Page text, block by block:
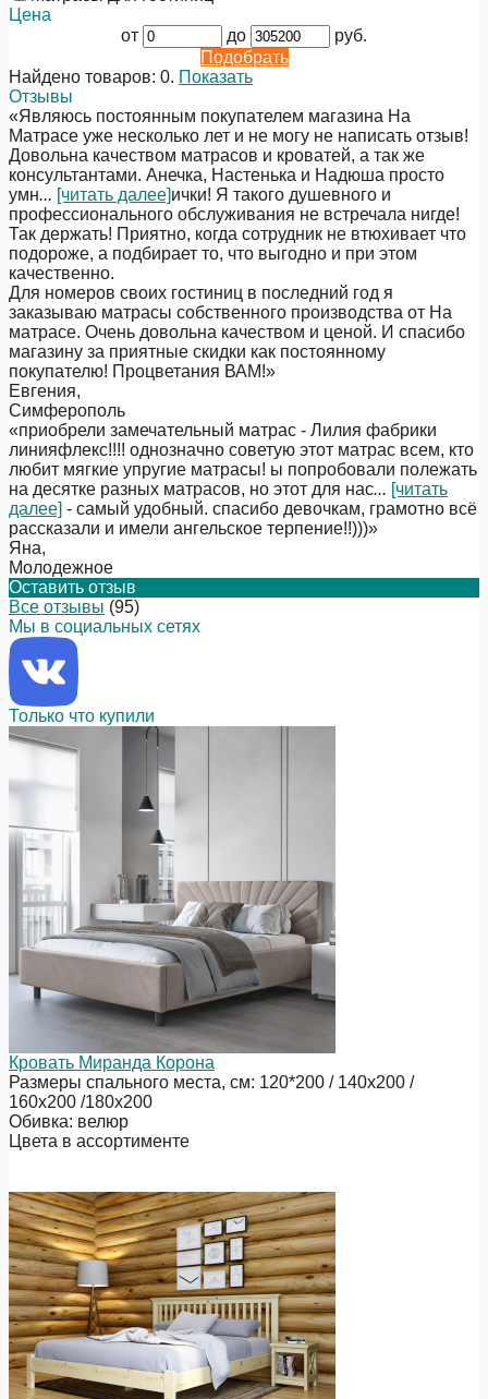
Цена
от
до
руб.
Подобрать
Найдено товаров: 0. Показать
Отзывы
«Являюсь постоянным покупателем магазина На
Матрасе уже несколько лет и не могу не написать отзыв!
Довольна качеством матрасов и кроватей, а так же
консультантами. Анечка, Настенька и Надюша просто
умн... [читать далее]ички! Я такого душевного и
профессионального обслуживания не встречала нигде!
Так держать! Приятно, когда сотрудник не втюхивает что
подороже, а подбирает то, что выгодно и при этом
качественно.
Для номеров своих гостиниц в последний год я
заказываю матрасы собственного производства от На
матрасе. Очень довольна качеством и ценой. И спасибо
магазину за приятные скидки как постоянному
покупателю! Процветания ВАМ!»
Евгения,
Симферополь
«приобрели замечательный матрас - Лилия фабрики
линияфлекс!!!! однозначно советую этот матрас всем, кто
любит мягкие упругие матрасы! ы попробовали полежать
на десятке разных матрасов, но этот для нас... [читать
далее] - самый удобный. спасибо девочкам, грамотно всё
рассказали и имели ангельское терпение!!)))»
Яна,
Молодежное
Оставить отзыв
Все отзывы (95)
Мы в социальных сетях
Только что купили
Кровать Миранда Корона
Размеры спального места, см: 120*200 / 140х200 /
160х200 /180х200
Обивка: велюр
Цвета в ассортименте